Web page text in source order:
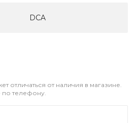
DCA
отличаться от наличия в магазине.
по телефону.